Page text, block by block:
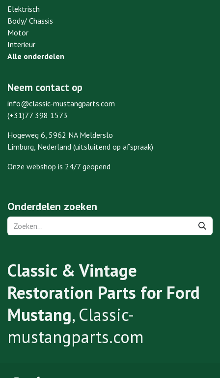
Elektrisch
Body/ Chassis
Motor
Interieur
Alle onderdelen
Neem contact op
info@classic-mustangparts.com
(+31)77 398 1573
Hogeweg 6, 5962 NA Melderslo
Limburg, Nederland (uitsluitend op afspraak)
Onze webshop is 24/7 geopend
Onderdelen zoeken
Classic & Vintage
Restoration Parts for Ford
Mustang, Classic-
mustangparts.com